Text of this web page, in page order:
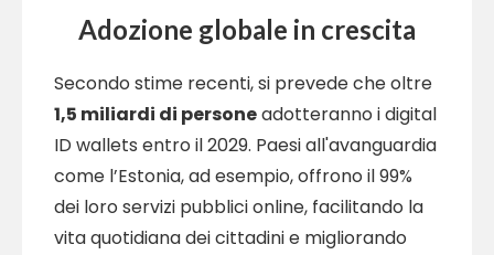
Adozione globale in crescita
Secondo stime recenti, si prevede che oltre
1,5 miliardi di personeadotteranno i digital
ID wallets entro il 2029. Paesi all'avanguardia
come l’Estonia, ad esempio, offrono il 99%
dei loro servizi pubblici online, facilitando la
vita quotidiana dei cittadini e migliorando